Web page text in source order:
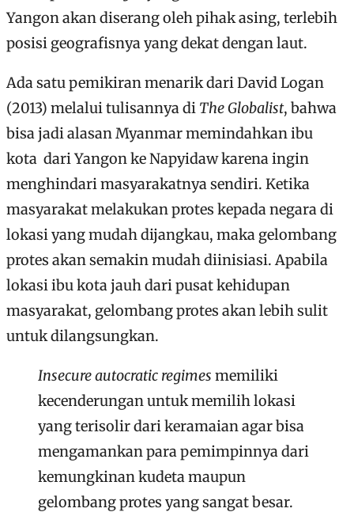
Yangon akan diserang oleh pihak asing, terlebih
posisi geografisnya yang dekat dengan laut.
Ada satu pemikiran menarik dari David Logan
(2013) melalui tulisannya di The Globalist, bahwa
bisa jadi alasan Myanmar memindahkan ibu
kota dari Yangon ke Napyidaw karena ingin
menghindari masyarakatnya sendiri. Ketika
masyarakat melakukan protes kepada negara di
lokasi yang mudah dijangkau, maka gelombang
protes akan semakin mudah diinisiasi. Apabila
lokasi ibu kota jauh dari pusat kehidupan
masyarakat, gelombang protes akan lebih sulit
untuk dilangsungkan.
Insecure autocratic regimes memiliki
kecenderungan untuk memilih lokasi
yang terisolir dari keramaian agar bisa
mengamankan para pemimpinnya dari
kemungkinan kudeta maupun
gelombang protes yang sangat besar.